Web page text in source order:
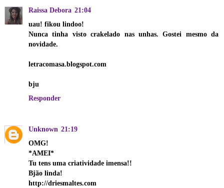
Raissa Debora 21:04
uau! fikou lindoo!
Nunca tinha visto crakelado nas unhas. Gostei mesmo da
novidade.
letracomasa.blogspot.com
bju
Responder
Unknown 21:19
OMG!
*AMEI*
Tu tens uma criatividade imensa!!
Bjão linda!
http://driesmaltes.com